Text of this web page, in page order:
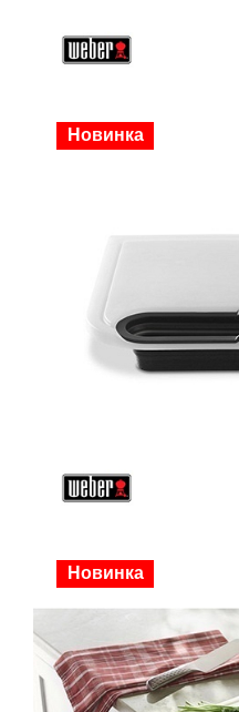
Новинка
Новинка